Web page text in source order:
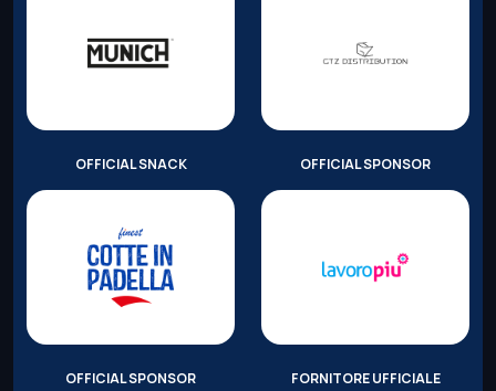
OFFICIAL SNACK OFFICIAL SPONSOR
OFFICIAL SPONSOR FORNITORE UFFICIALE